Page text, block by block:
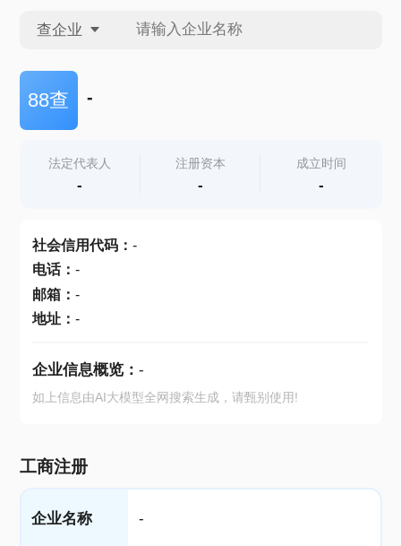
查企业
查企业
查产地
88查 -
法定代表人
-
注册资本
-
成立时间
-
社会信用代码： -
电话： -
邮箱： -
地址： -
企业信息概览： -
如上信息由AI大模型全网搜索生成，请甄别使用!
工商注册
企业名称 -